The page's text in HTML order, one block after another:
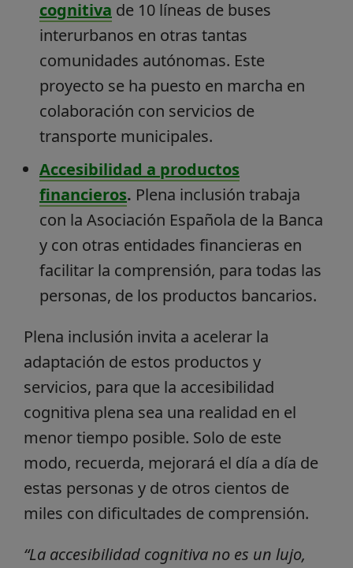
cognitiva de 10 líneas de buses
interurbanos en otras tantas
comunidades autónomas. Este
proyecto se ha puesto en marcha en
colaboración con servicios de
transporte municipales.
Accesibilidad a productos
financieros. Plena inclusión trabaja
con la Asociación Española de la Banca
y con otras entidades financieras en
facilitar la comprensión, para todas las
personas, de los productos bancarios.
Plena inclusión invita a acelerar la
adaptación de estos productos y
servicios, para que la accesibilidad
cognitiva plena sea una realidad en el
menor tiempo posible. Solo de este
modo, recuerda, mejorará el día a día de
estas personas y de otros cientos de
miles con dificultades de comprensión.
“La accesibilidad cognitiva no es un lujo,